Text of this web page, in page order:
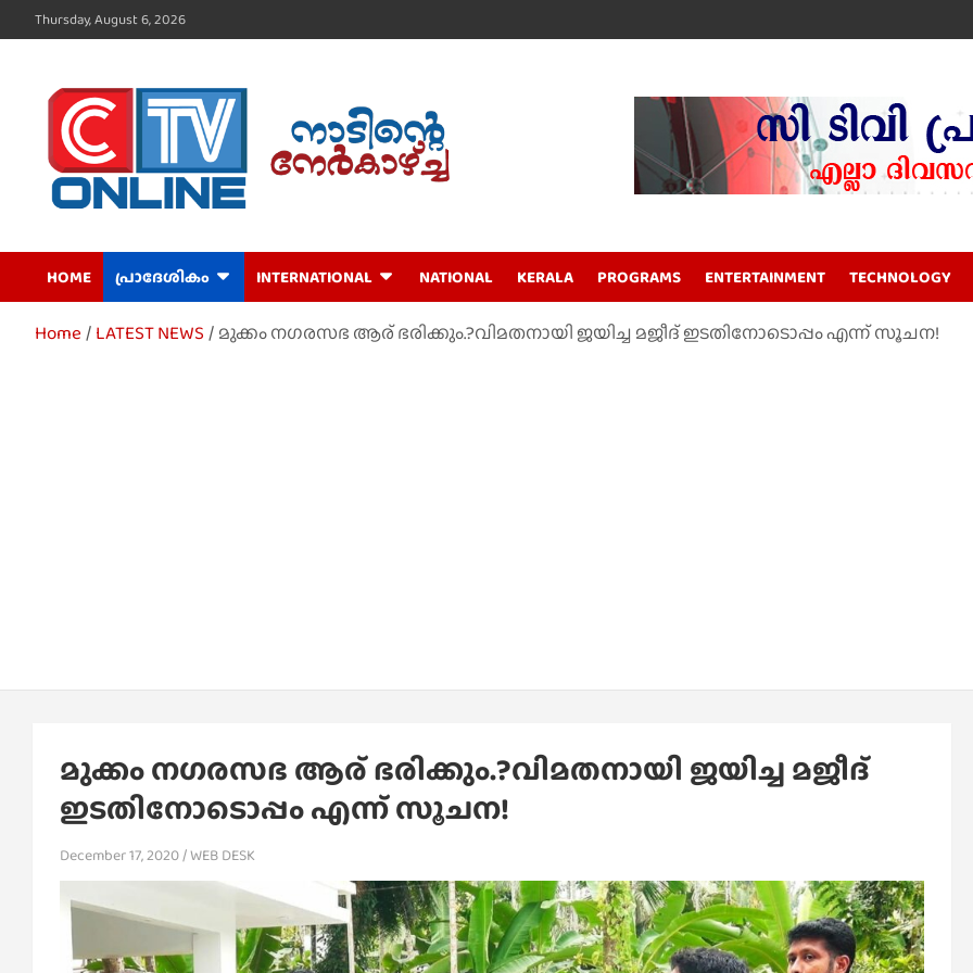
to
Thursday, August 6, 2026
CTV Online
HOME പ്രാദേശികം INTERNATIONAL NATIONAL KERALA PROGRAMS ENTERTAINMENT TECHNOLOGY
Home LATEST NEWS മുക്കം നഗരസഭ ആര് ഭരിക്കും.?വിമതനായി ജയിച്ച മജീദ് ഇടതിനോടൊപ്പം എന്ന് സൂചന!
മുക്കം നഗരസഭ ആര് ഭരിക്കും.?വിമതനായി ജയിച്ച മജീദ്
ഇടതിനോടൊപ്പം എന്ന് സൂചന!
December 17, 2020 WEB DESK